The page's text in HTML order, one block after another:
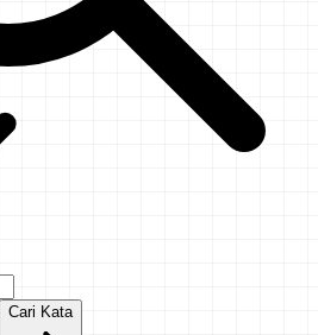
Cari Kata